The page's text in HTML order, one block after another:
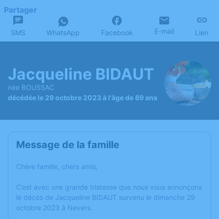
Partager
SMS WhatsApp Facebook E-mail Lien
Jacqueline BIDAUT
née BOUSSAC
décédée le 29 octobre 2023 à l'âge de 89 ans
Message de la famille
Chère famille, chers amis,
C’est avec une grande tristesse que nous vous annonçons
le décès de Jacqueline BIDAUT survenu le dimanche 29
octobre 2023 à Nevers.